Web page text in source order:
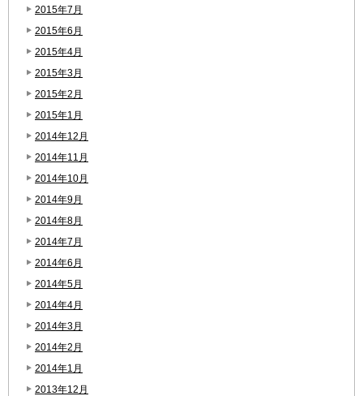
2015年7月
2015年6月
2015年4月
2015年3月
2015年2月
2015年1月
2014年12月
2014年11月
2014年10月
2014年9月
2014年8月
2014年7月
2014年6月
2014年5月
2014年4月
2014年3月
2014年2月
2014年1月
2013年12月